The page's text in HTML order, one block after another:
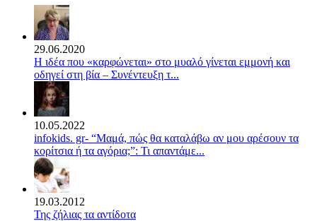
29.06.2020
Η ιδέα που «καρφώνεται» στο μυαλό γίνεται εμμονή και
οδηγεί στη βία – Συνέντευξη τ...
10.05.2022
infokids. gr- “Μαμά, πώς θα καταλάβω αν μου αρέσουν τα
κορίτσια ή τα αγόρια;”: Τι απαντάμε...
19.03.2012
Της ζήλιας τα αντίδοτα